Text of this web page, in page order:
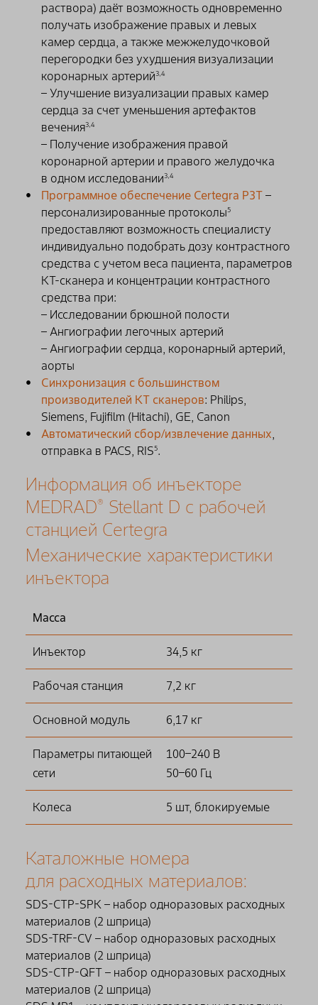
раствора) даёт возможность одновременно
получать изображение правых и левых
камер сердца, а также межжелудочковой
перегородки без ухудшения визуализации
коронарных артерий3,4
– Улучшение визуализации правых камер
сердца за счет уменьшения артефактов
вечения3,4
– Получение изображения правой
коронарной артерии и правого желудочка
в одном исследовании3,4
Программное обеспечение Certegra P3T –
персонализированные протоколы5
предоставляют возможность специалисту
индивидуально подобрать дозу контрастного
средства с учетом веса пациента, параметров
КТ-сканера и концентрации контрастного
средства при:
– Исследовании брюшной полости
– Ангиографии легочных артерий
– Ангиографии сердца, коронарный артерий,
аорты
Синхронизация с большинством
производителей КТ сканеров: Philips,
Siemens, Fujifilm (Hitachi), GE, Canon
Автоматический сбор/извлечение данных,
отправка в PACS, RIS5.
Информация об инъекторе
MEDRAD® Stellant D с рабочей
станцией Certegra
Механические характеристики
инъектора
Масса
Инъектор 34,5 кг
Рабочая станция 7,2 кг
Основной модуль 6,17 кг
Параметры питающей
сети
100–240 В
50–60 Гц
Колеса 5 шт, блокируемые
Каталожные номера
для расходных материалов:
SDS-CTP-SPK – набор одноразовых расходных
материалов (2 шприца)
SDS-TRF-CV – набор одноразовых расходных
материалов (2 шприца)
SDS-CTP-QFT – набор одноразовых расходных
материалов (2 шприца)